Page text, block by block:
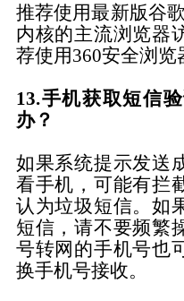
推荐使用最新版谷
内核的主流浏览器
荐使用360安全浏览
13.手机获取短信
办？
如果系统提示发送
看手机，可能有拦
认为垃圾短信。如
短信，请不要频繁
号转网的手机号也
换手机号接收。